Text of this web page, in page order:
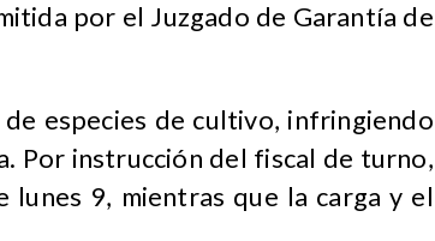
por el Juzgado de Garantía de
especies de cultivo, infringiendo
Por instrucción del fiscal de turno,
9, mientras que la carga y el